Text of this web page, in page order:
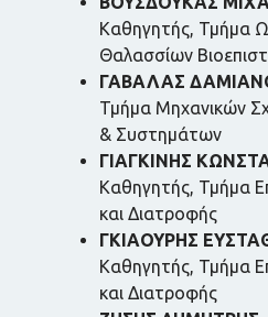
Καθηγητής, Τμήμα
Θαλασσίων
ΓΑΒΑΛΑΣ
Τμήμα Μηχανικών
& Συστημάτων
ΓΙΑΓΚΙΝΗΣ
Καθηγητής, Τμήμα
και Διατροφής
ΓΚΙΑΟΥΡΗΣ
Καθηγητής, Τμήμα
και Διατροφής